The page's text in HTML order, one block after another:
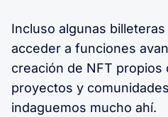
Incluso algunas
acceder a funciones
creación de NFT propios
proyectos y
indaguemos mucho ahí.